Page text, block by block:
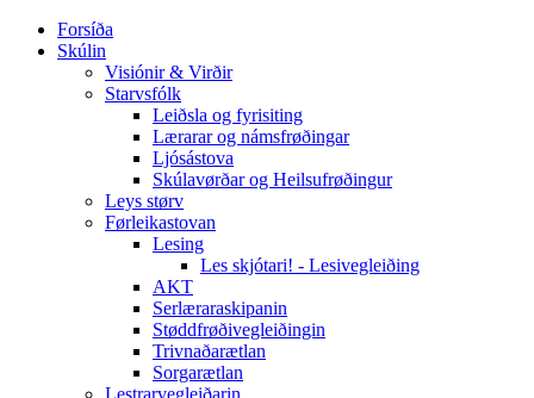
Forsíða
Skúlin
Visiónir & Virðir
Starvsfólk
Leiðsla og fyrisiting
Lærarar og námsfrøðingar
Ljósástova
Skúlavørðar og Heilsufrøðingur
Leys størv
Førleikastovan
Lesing
Les skjótari! - Lesivegleiðing
AKT
Serlæraraskipanin
Støddfrøðivegleiðingin
Trivnaðarætlan
Sorgarætlan
Lestrarvegleiðarin